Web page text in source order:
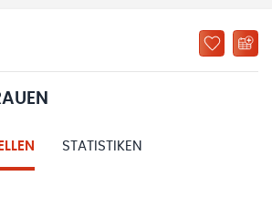
STATISTIKEN